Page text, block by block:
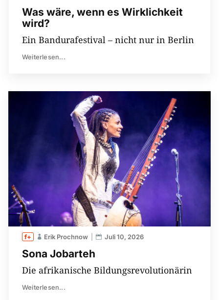
Was wäre, wenn es Wirklichkeit
wird?
Ein Bandurafestival – nicht nur in Berlin
Weiterlesen...
Sona Jobarteh
Erik Prochnow Juli 10, 2026
Die afrikanische Bildungsrevolutionärin
Weiterlesen...